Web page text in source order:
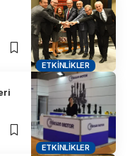
ETKINLIKLER
ETKINLIKLER